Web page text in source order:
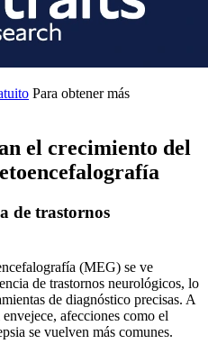
Para obtener más
el crecimiento del
de trastornos
(MEG) se ve
de trastornos neurológicos, lo
de diagnóstico precisas. A
afecciones como el
se vuelven más comunes.